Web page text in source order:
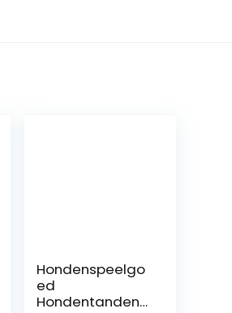
Hondenspeelgo
ed
Hondentandenb